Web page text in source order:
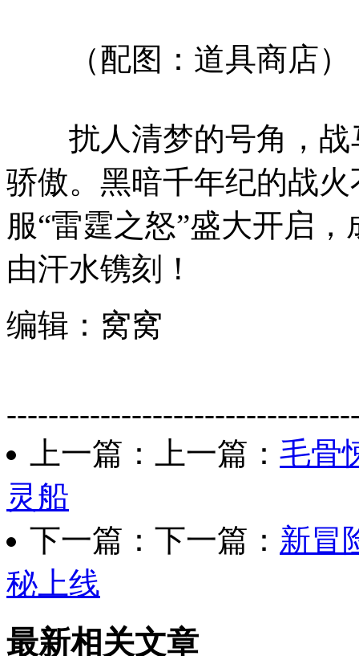
（配图：道具商店）
扰人清梦的号角，战
骄傲。黑暗千年纪的战
服“雷霆之怒”盛大开启
由汗水镌刻！
编辑：窝窝
上一篇：上一篇： 毛骨
灵船
下一篇：下一篇： 新冒
秘上线
最新相关文章